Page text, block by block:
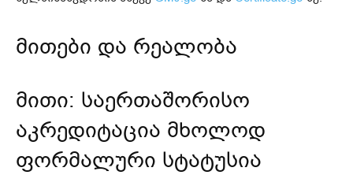
მითები და რეალობა
მითი: საერთაშორისო
აკრედიტაცია მხოლოდ
ფორმალური სტატუსია